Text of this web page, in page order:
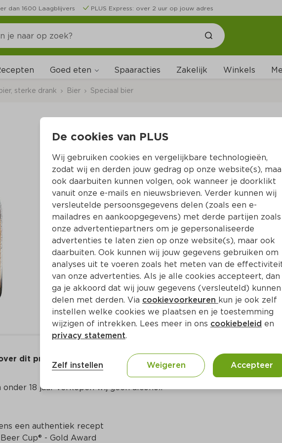
dan 1600 Laagblijvers PLUS Express: over 2 uur op jouw adres
Goed eten Spaaracties Zakelijk Winkels
sterke drank Bier Speciaal bier
LeFort Tripel
Per Fles 330 ml  (per liter €7.24)
2.39
Toevoegen
dit product
onder 18 jaar verkopen wij geen alcohol.
een authentiek recept
Cup® - Gold Award
De cookies van PLUS
Wij gebruiken cookies en vergelijkbare technologieën,
zodat wij en derden jouw gedrag op onze website(s),
ook daarbuiten kunnen volgen, ook wanneer je doorklikt
vanuit onze e-mails en nieuwsbrieven. Verder kunnen wij
versleutelde persoonsgegevens delen (zoals een e-
mailadres en aankoopgegevens) met derde partijen zoals
onze advertentiepartners om je gepersonaliseerde
advertenties te laten zien op onze website(s), maar ook
daarbuiten. Ook kunnen wij jouw gegevens gebruiken om
analyses uit te voeren zoals het meten van de
van onze advertenties. Als je alle cookies accepteert, dan
ga je akkoord dat wij jouw gegevens (versleuteld) kunnen
delen met derden. Via cookievoorkeuren kun je ook zelf
instellen welke cookies we plaatsen en je toestemming
wijzigen of intrekken. Lees meer in ons cookiebeleid en
privacy statement.
Zelf instellen Weigeren Accepteer